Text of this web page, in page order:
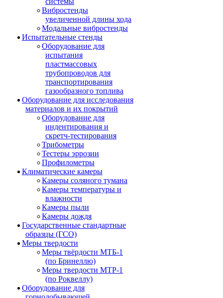
Вибростенды
увеличенной длины хода
Модальные вибростенды
Испытательные стенды
Оборудование для
испытания
пластмассовых
трубопроводов для
транспортирования
газообразного топлива
Оборудование для исследования
материалов и их покрытий
Оборудование для
индентирования и
скретч-тестирования
Трибометры
Тестеры эррозии
Профилометры
Климатические камеры
Камеры соляного тумана
Камеры температуры и
влажности
Камеры пыли
Камеры дождя
Государственные стандартные
образцы (ГСО)
Меры твердости
Меры твёрдости МТБ-1
(по Бринеллю)
Меры твердости МТР-1
(по Роквеллу)
Оборудование для